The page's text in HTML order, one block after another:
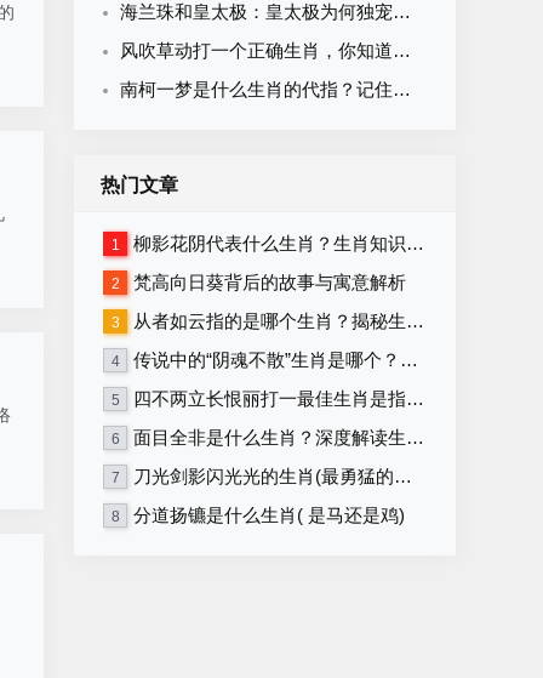
海兰珠和皇太极：皇太极为何独宠她？真正原因在这里！
风吹草动打一个正确生肖，你知道正确答案吗？
南柯一梦是什么生肖的代指？记住这个答案不再混淆！
热门文章
1 柳影花阴代表什么生肖？生肖知识大揭秘！
2 梵高向日葵背后的故事与寓意解析
3 从者如云指的是哪个生肖？揭秘生肖背后的含义
4 传说中的“阴魂不散”生肖是哪个？详解生肖与“阴魂不散”的关联
5 四不两立长恨丽打一最佳生肖是指什么生肖，重点解释落实
6 面目全非是什么生肖？深度解读生肖性格与命运！
7 刀光剑影闪光光的生肖(最勇猛的生肖)
8 分道扬镳是什么生肖( 是马还是鸡)